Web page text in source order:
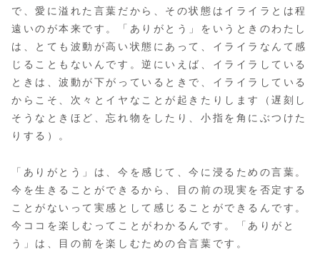
で、愛に溢れた言葉だから、その状態はイライラとは程
遠いのが本来です。「ありがとう」をいうときのわたし
は、とても波動が高い状態にあって、イライラなんて感
じることもないんです。逆にいえば、イライラしている
ときは、波動が下がっているときで、イライラしている
からこそ、次々とイヤなことが起きたりします（遅刻し
そうなときほど、忘れ物をしたり、小指を角にぶつけた
りする）。
「ありがとう」は、今を感じて、今に浸るための言葉。
今を生きることができるから、目の前の現実を否定する
ことがないって実感として感じることができるんです。
今ココを楽しむってことがわかるんです。「ありがと
う」は、目の前を楽しむための合言葉です。